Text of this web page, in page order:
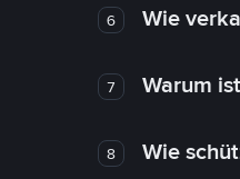
6 Wie
7 Warum
8 Wie